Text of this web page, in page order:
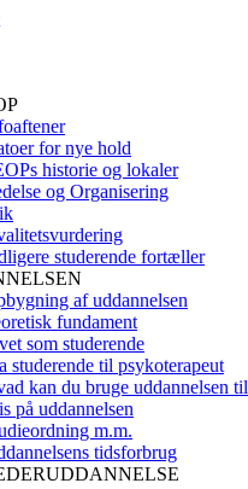
for nye hold
historie og lokaler
og Organisering
studerende fortæller
af uddannelsen
fundament
som studerende
studerende til psykoterapeut
kan du bruge uddannelsen til
på uddannelsen
m.m.
tidsforbrug